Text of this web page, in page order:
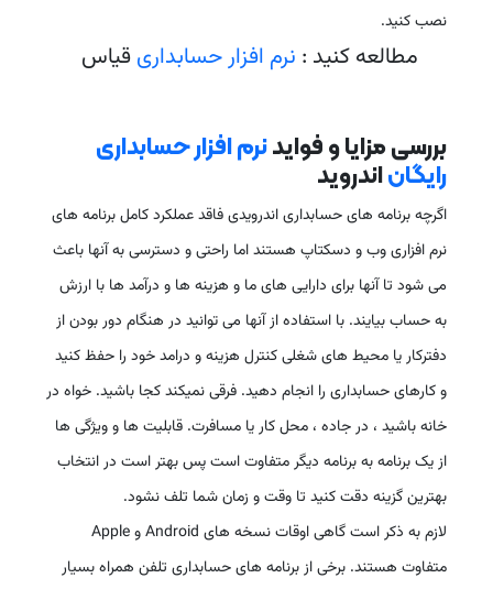
نصب کنید.
مطالعه کنید : نرم افزار حسابداریقیاس
بررسی مزایا و فوایدنرم افزار حسابداری
رایگاناندروید
اگرچه برنامه های حسابداری اندرویدی فاقد عملکرد کامل برنامه های
نرم افزاری وب و دسکتاپ هستند اما راحتی و دسترسی به آنها باعث
می شود تا آنها برای دارایی های ما و هزینه ها و درآمد ها با ارزش
به حساب بیایند. با استفاده از آنها می توانید در هنگام دور بودن از
دفترکار یا محیط های شغلی کنترل هزینه و درامد خود را حفظ کنید
و کارهای حسابداری را انجام دهید. فرقی نمیکند کجا باشید. خواه در
خانه باشید ، در جاده ، محل کار یا مسافرت. قابلیت ها و ویژگی ها
از یک برنامه به برنامه دیگر متفاوت است پس بهتر است در انتخاب
بهترین گزینه دقت کنید تا وقت و زمان شما تلف نشود.
لازم به ذکر است گاهی اوقات نسخه های Android و Apple
متفاوت هستند. برخی از برنامه های حسابداری تلفن همراه بسیار